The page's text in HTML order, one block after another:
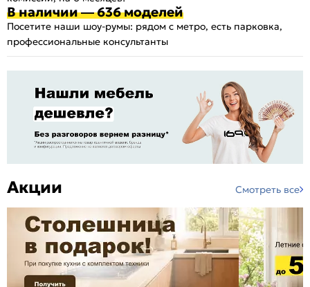
В наличии — 636 моделей
Посетите наши шоу-румы: рядом с метро, есть парковка,
профессиональные консультанты
Акции Смотреть все